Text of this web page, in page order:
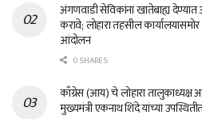
अंगणवाडी सेविकांना खातेबाह्य
करावे; लोहारा तहसील
आंदोलन
0 SHARES
काँग्रेस (आय) चे लोहारा तालुकाध्यक्ष
मुख्यमंत्री एकनाथ शिंदे यांच्या